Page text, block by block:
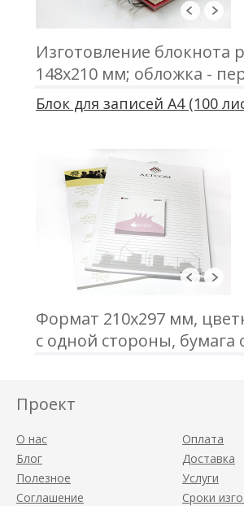
Изготовление блокнота
148х210 мм; обложка -
картон, кашировка; блок
листов, бумага кремовая
Блок для записей А4 (100
Формат 210х297 мм,
с одной стороны, бумага
Проект
О нас
Блог
Полезное
Соглашение
Оплата
Доставка
Услуги
Сроки